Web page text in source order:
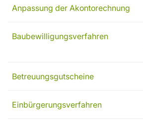
Anpassung der Akontorechnung
Baubewilligungsverfahren
Betreuungsgutscheine
Einbürgerungsverfahren